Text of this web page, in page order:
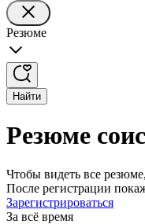
Резюме
Найти
Резюме
Чтобы видеть все
После регистрации
Зарегистрироваться
За всё время